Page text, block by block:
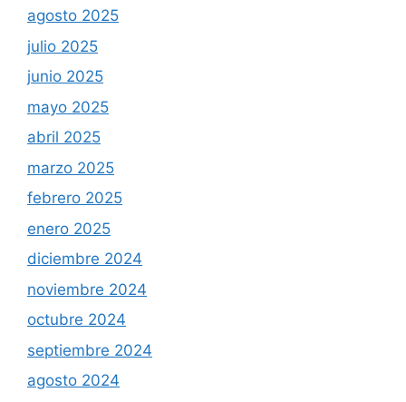
agosto 2025
julio 2025
junio 2025
mayo 2025
abril 2025
marzo 2025
febrero 2025
enero 2025
diciembre 2024
noviembre 2024
octubre 2024
septiembre 2024
agosto 2024